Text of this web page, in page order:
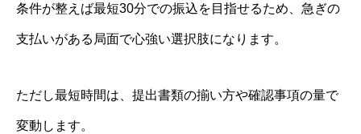
条件が整えば最短30分での振込を目指せるため、急ぎの
支払いがある局面で心強い選択肢になります。
ただし最短時間は、提出書類の揃い方や確認事項の量で
変動します。